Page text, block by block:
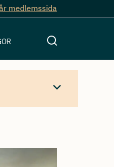
medlemssida